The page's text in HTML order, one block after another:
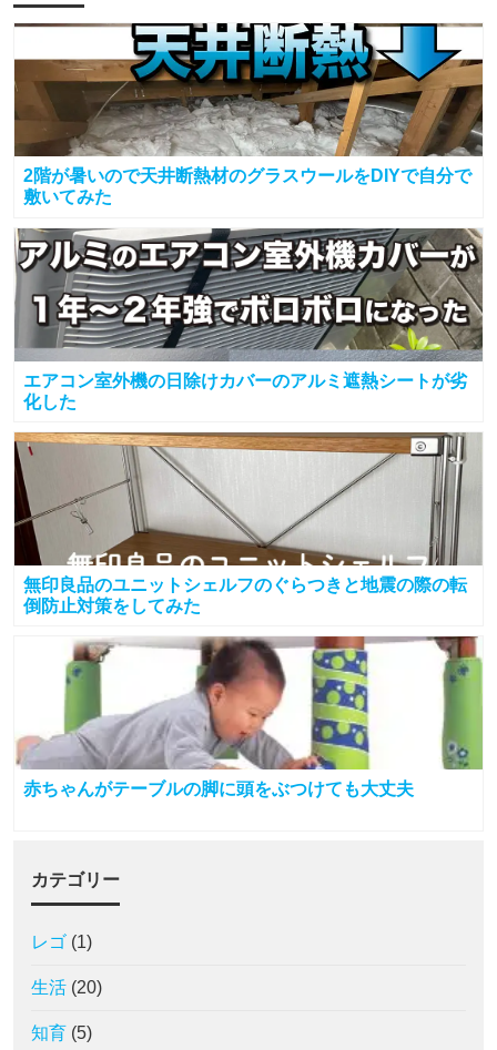
2階が暑いので天井断熱材のグラスウールをDIYで自分で
敷いてみた
エアコン室外機の日除けカバーのアルミ遮熱シートが劣
化した
無印良品のユニットシェルフのぐらつきと地震の際の転
倒防止対策をしてみた
赤ちゃんがテーブルの脚に頭をぶつけても大丈夫
カテゴリー
レゴ (1)
生活 (20)
知育 (5)